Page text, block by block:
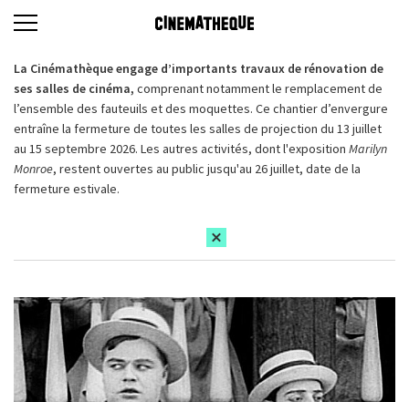
La Cinémathèque engage d’importants travaux de rénovation de
ses salles de cinéma, comprenant notamment le remplacement de
l’ensemble des fauteuils et des moquettes. Ce chantier d’envergure
entraîne la fermeture de toutes les salles de projection du 13 juillet
au 15 septembre 2026. Les autres activités, dont l'exposition Marilyn
Monroe, restent ouvertes au public jusqu'au 26 juillet, date de la
fermeture estivale.